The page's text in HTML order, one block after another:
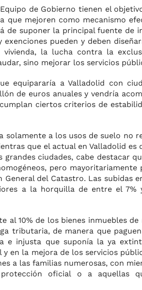
de Gobierno tienen el
que mejoren como mecanismo
de suponer la principal fuente de
pueden y deben
la lucha contra la
sino mejorar los servicios
equipararía a Valladolid con
de euros anuales y vendría
ciertos criterios de
a los usos de suelo no
que el actual en Valladolid es
ciudades, cabe destacar
pero mayoritariamente
del Catastro. Las subidas
a la horquilla de entre el 7%
al 10% de los bienes inmuebles
tributaria, de manera que
injusta que suponía la ya
en la mejora de los servicios
a las familias numerosas, con
oficial o a aquellas